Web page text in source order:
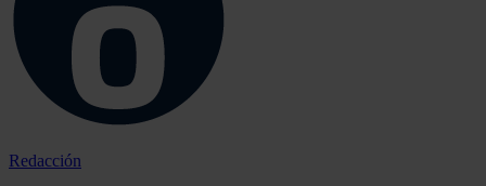
Redacción